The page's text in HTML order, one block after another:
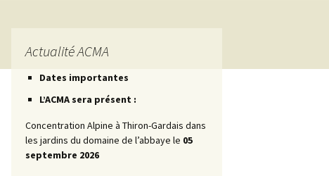
Les Petites Routes
Les Petites Fiches
Promotionnelles
La Marche AR
Actualité ACMA
Dates importantes
L’ACMA sera présent :
Concentration Alpine à Thiron-Gardais dans
les jardins du domaine de l’abbaye le 05
septembre 2026